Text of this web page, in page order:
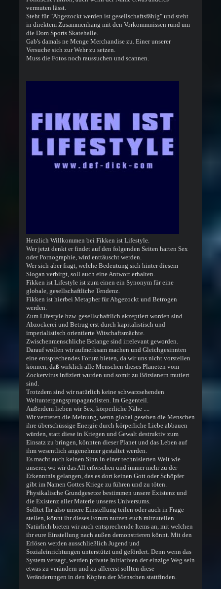
vermuten lässt.
Steht für "Abgezockt werden ist gesellschaftsfähig" und steht
in direktem Zusammenhang mit den Vorkommnissen rund um
die Dom Sports Skatehalle.
Gab's damals ne Menge Merchandise zu. Einer unserer
Versuche sich zur Wehr zu setzen.
Muss die Fotos noch raussuchen und scannen.
Herzlich Willkommen bei Fikken ist Lifestyle.
Wer jetzt denkt er findet auf den folgenden Seiten harten Sex
oder Pornographie, wird enttäuscht werden.
Wer sich aber fragt, welche Bedeutung sich hinter diesem
Slogan verbirgt, soll auch eine Antwort erhalten.
Fikken ist Lifestyle ist zum einen ein Synonym für eine
globale, gesellschaftliche Tendenz.
Fikken ist hierbei Metapher für Abgezockt und Betrogen
werden.
Zum Lifestyle bzw. gesellschaftlich akzeptiert worden sind
Abzockerei und Betrug erst durch kapitalistisch und
imperialistisch orientierte Witschaftsmächte.
Zwischenmenschliche Belange sind irrelevant geworden.
Darauf wollen wir aufmerksam machen und Gleichgesinnten
eine entsprechendes Forum bieten, da wir uns nicht vorstellen
können, daß wirklich alle Menschen dieses Planeten vom
Zockervirus infiziert wurden und somit zu Börsianern mutiert
sind.
Trotzdem sind wir natürlich keine schwarzsehenden
Weltuntergangspropagandisten. Im Gegenteil.
Außerdem lieben wir Sex, körperliche Nähe ....
Wir vertreten die Meinung, wenn global gesehen die Menschen
ihre überschüssige Energie durch körperliche Liebe abbauen
würden, statt diese in Kriegen und Gewalt destruktiv zum
Einsatz zu bringen, könnten dieser Planet und das Leben auf
ihm wesentlich angenehmer gestaltet werden.
Es macht auch keinen Sinn in einer technisierten Welt wie
unserer, wo wir das All erforschen und immer mehr zu der
Erkenntnis gelangen, das es dort keinen Gott oder Schöpfer
gibt im Namen Gottes Kriege zu führen und zu töten.
Physikalische Grundgesetze bestimmen unsere Existenz und
die Existenz aller Materie unseres Universums.
Solltet Ihr also unsere Einstellung teilen oder auch in Frage
stellen, könnt ihr dieses Forum nutzen euch mitzuteilen.
Natürlich bieten wir auch entsprechende Items an, mit welchen
ihr eure Einstellung nach außen demonstrieren könnt. Mit den
Erlösen werden ausschließlich Jugend und
Sozialeinrichtungen unterstützt und gefördert. Denn wenn das
System versagt, werden private Initiativen der einzige Weg sein
etwas zu verändern und zu allererst sollten diese
Veränderungen in den Köpfen der Menschen stattfinden.